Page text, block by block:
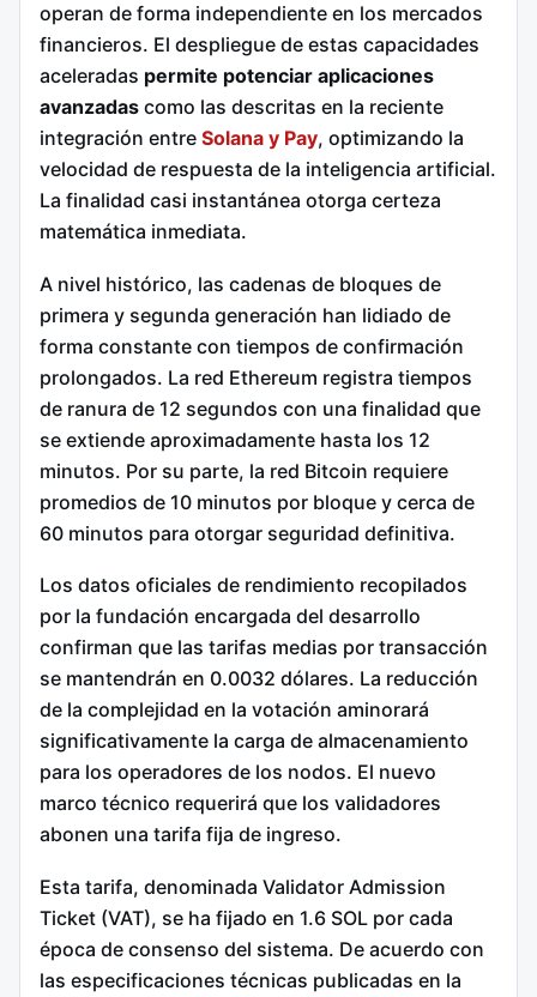
operan de forma independiente en los mercados
financieros. El despliegue de estas capacidades
aceleradas permite potenciar aplicaciones
avanzadas como las descritas en la reciente
integración entre Solana y Pay, optimizando la
velocidad de respuesta de la inteligencia artificial.
La finalidad casi instantánea otorga certeza
matemática inmediata.
A nivel histórico, las cadenas de bloques de
primera y segunda generación han lidiado de
forma constante con tiempos de confirmación
prolongados. La red Ethereum registra tiempos
de ranura de 12 segundos con una finalidad que
se extiende aproximadamente hasta los 12
minutos. Por su parte, la red Bitcoin requiere
promedios de 10 minutos por bloque y cerca de
60 minutos para otorgar seguridad definitiva.
Los datos oficiales de rendimiento recopilados
por la fundación encargada del desarrollo
confirman que las tarifas medias por transacción
se mantendrán en 0.0032 dólares. La reducción
de la complejidad en la votación aminorará
significativamente la carga de almacenamiento
para los operadores de los nodos. El nuevo
marco técnico requerirá que los validadores
abonen una tarifa fija de ingreso.
Esta tarifa, denominada Validator Admission
Ticket (VAT), se ha fijado en 1.6 SOL por cada
época de consenso del sistema. De acuerdo con
las especificaciones técnicas publicadas en la